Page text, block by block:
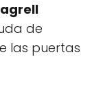
de
las puertas